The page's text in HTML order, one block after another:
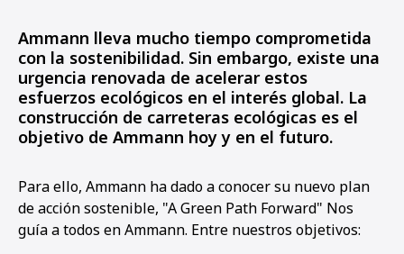
Ammann lleva mucho tiempo comprometida
con la sostenibilidad. Sin embargo, existe una
urgencia renovada de acelerar estos
esfuerzos ecológicos en el interés global. La
construcción de carreteras ecológicas es el
objetivo de Ammann hoy y en el futuro.
Para ello, Ammann ha dado a conocer su nuevo plan
de acción sostenible, "A Green Path Forward" Nos
guía a todos en Ammann. Entre nuestros objetivos: